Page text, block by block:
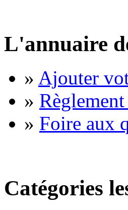
L'annuaire
» Ajouter
»
» Foire aux
Catégories